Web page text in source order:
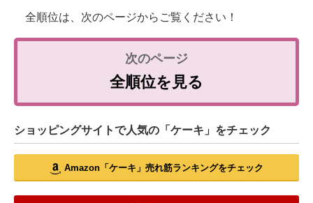
全順位は、次のページからご覧ください！
全順位を見る
ショッピングサイトで人気の「ケーキ」をチェック
Amazon「ケーキ」売れ筋ランキングをチェック